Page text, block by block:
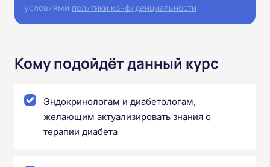
условиями политики конфиденциальности
Кому подойдёт данный курс
Эндокринологам и диабетологам,
желающим актуализировать знания о
терапии диабета